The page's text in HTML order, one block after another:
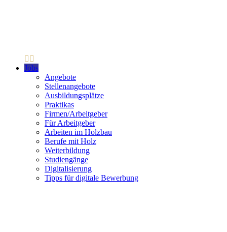
Jobs
Angebote
Stellenangebote
Ausbildungsplätze
Praktikas
Firmen/Arbeitgeber
Für Arbeitgeber
Arbeiten im Holzbau
Berufe mit Holz
Weiterbildung
Studiengänge
Digitalisierung
Tipps für digitale Bewerbung